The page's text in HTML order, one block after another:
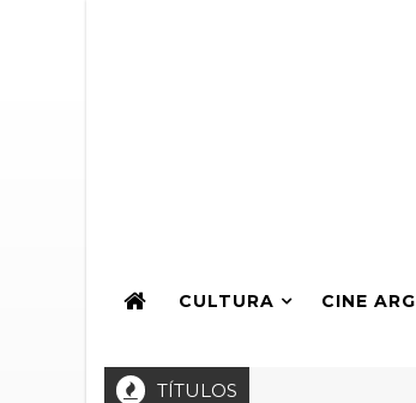
CULTURA CINE
TÍTULOS